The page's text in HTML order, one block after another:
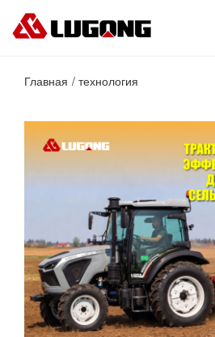
Главная технология